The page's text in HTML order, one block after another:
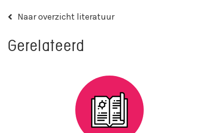
Naar overzicht literatuur
Gerelateerd